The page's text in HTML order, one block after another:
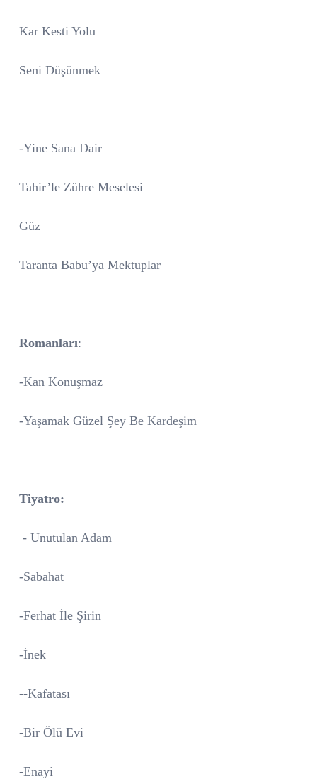
Kar Kesti Yolu
Seni Düşünmek
-Yine Sana Dair
Tahir’le Zühre Meselesi
Güz
Taranta Babu’ya Mektuplar
Romanları:
-Kan Konuşmaz
-Yaşamak Güzel Şey Be Kardeşim
Tiyatro:
- Unutulan Adam
-Sabahat
-Ferhat İle Şirin
-İnek
--Kafatası
-Bir Ölü Evi
-Enayi